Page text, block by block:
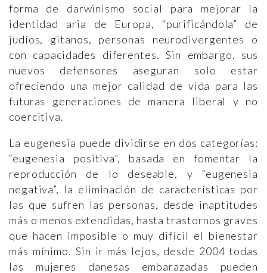
forma de darwinismo social para mejorar la
identidad aria de Europa, “purificándola” de
judíos, gitanos, personas neurodivergentes o
con capacidades diferentes. Sin embargo, sus
nuevos defensores aseguran solo estar
ofreciendo una mejor calidad de vida para las
futuras generaciones de manera liberal y no
coercitiva.
La eugenesia puede dividirse en dos categorías:
“eugenesia positiva”, basada en fomentar la
reproducción de lo deseable, y “eugenesia
negativa”, la eliminación de características por
las que sufren las personas, desde inaptitudes
más o menos extendidas, hasta trastornos graves
que hacen imposible o muy difícil el bienestar
más mínimo. Sin ir más lejos, desde 2004 todas
las mujeres danesas embarazadas pueden